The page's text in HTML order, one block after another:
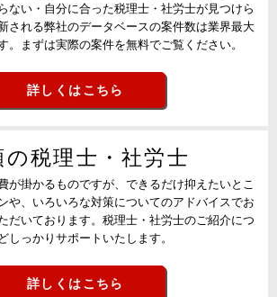
ない・自分に合った税理士・社労士が見つけら
される弊社のデータベースの案件数は業界最大
。まずは実際の案件を無料でご覧ください。
詳しくはこちら
の税理士・社労士
が掛かるものですが、できるだけ抑えたいとこ
や、いろいろな対策についてのアドバイスでお
だいております。税理士・社労士のご紹介につ
しっかりサポートいたします。
詳しくはこちら